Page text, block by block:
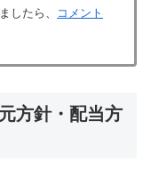
したら、
コメント
方針・配当方